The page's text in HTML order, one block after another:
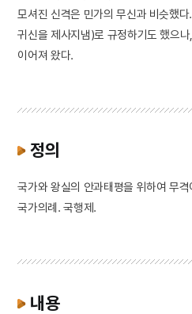
모셔진 신격은 민가의 무신과 비슷했
귀신을 제사지냄)로 규정하기도 했으
이어져 왔다.
정의
국가와 왕실의 안과태평을 위하여 무
국가의례. 국행제.
내용